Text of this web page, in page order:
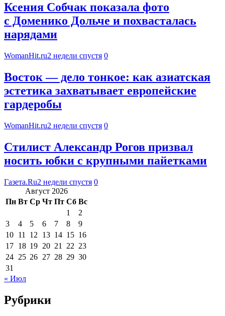
Ксения Собчак показала фото
с Доменико Дольче и похвасталась
нарядами
WomanHit.ru2 недели спустя 0
Восток — дело тонкое: как азиатская
эстетика захватывает европейские
гардеробы
WomanHit.ru2 недели спустя 0
Стилист Александр Рогов призвал
носить юбки с крупными пайетками
Газета.Ru2 недели спустя 0
Август 2026
Пн Вт Ср Чт Пт Сб Вс
1
2
3
4 5 6 7 8
9
10 11 12 13 14 15 16
17 18 19 20 21 22 23
24 25 26 27 28 29 30
31
« Июл
Рубрики